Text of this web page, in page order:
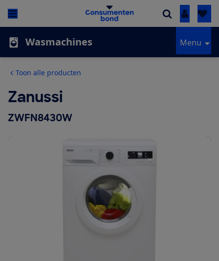
Inloggen
Wasmachines Menu
Toon alle producten
Zanussi
ZWFN8430W